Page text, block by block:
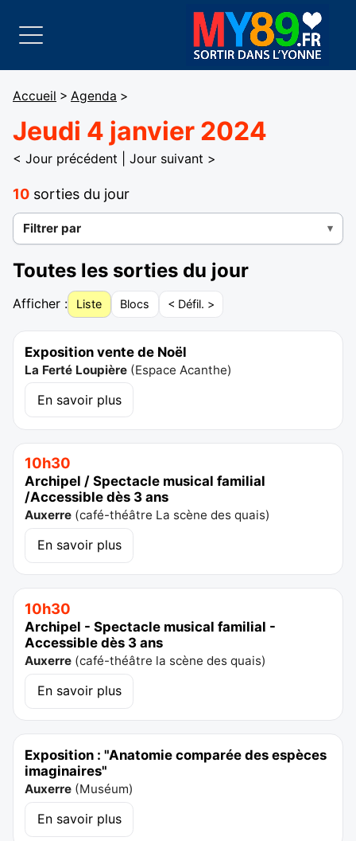
Accueil > Agenda >
Jeudi 4 janvier 2024
< Jour précédent Jour suivant >
10 sorties du jour
Filtrer par
Toutes les sorties du jour
Afficher : Liste Blocs < Défil. >
Exposition vente de Noël
La Ferté Loupière (Espace Acanthe)
En savoir plus
10h30
Archipel / Spectacle musical familial
/Accessible dès 3 ans
Auxerre (café-théâtre La scène des quais)
En savoir plus
10h30
Archipel - Spectacle musical familial -
Accessible dès 3 ans
Auxerre (café-théâtre la scène des quais)
En savoir plus
Exposition : "Anatomie comparée des espèces
imaginaires"
Auxerre (Muséum)
En savoir plus